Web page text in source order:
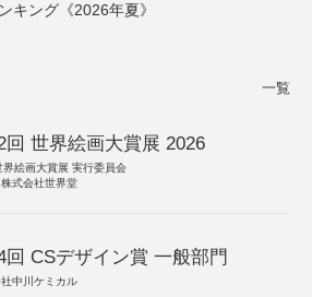
キング《2026年夏》
一覧
回 世界絵画大賞展 2026
界絵画大賞展 実行委員会
式会社世界堂
回 CSデザイン賞 一般部門
中川ケミカル